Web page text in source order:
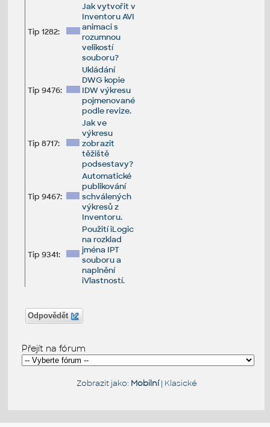
Tip 1282:
Jak vytvořit v
Inventoru AVI
animaci s
rozumnou
velikostí
souboru?
Tip 9476:
Ukládání
DWG kopie
IDW výkresu
pojmenované
podle revize.
Tip 8717:
Jak ve
výkresu
zobrazit
těžiště
podsestavy?
Tip 9467:
Automatické
publikování
schválených
výkresů z
Inventoru.
Tip 9341:
Použití iLogic
na rozklad
jména IPT
souboru a
naplnění
iVlastností.
Odpovědět
Přejít na fórum
Zobrazit jako: Mobilní| Klasické